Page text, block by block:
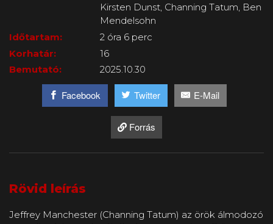
Kirsten Dunst, Channing Tatum, Ben
Mendelsohn
Időtartam:
2 óra 6 perc
Korhatár:
16
Bemutató:
2025.10.30
Facebook Twitter E-Mail
Forrás
Rövid leírás
Jeffrey Manchester (Channing Tatum) az örök álmodozó